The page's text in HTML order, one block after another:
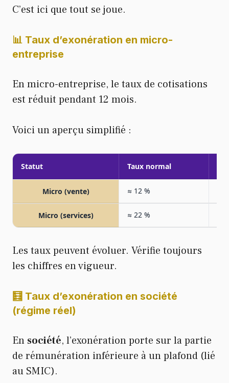
C’est ici que tout se joue.
📊 Taux d’exonération en micro-
entreprise
En micro-entreprise, le taux de cotisations
est réduit pendant 12 mois.
Voici un aperçu simplifié :
Statut Taux normal
Micro (vente) ≈ 12 %
Micro (services) ≈ 22 %
Les taux peuvent évoluer. Vérifie toujours
les chiffres en vigueur.
🧮 Taux d’exonération en société
(régime réel)
En société, l’exonération porte sur la partie
de rémunération inférieure à un plafond (lié
au SMIC).